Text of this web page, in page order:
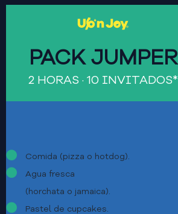
PACK JUMPER
2 HORAS · 10 INVITADOS*
Comida (pizza o hotdog).
Agua fresca
(horchata o jamaica).
Pastel de cupcakes.